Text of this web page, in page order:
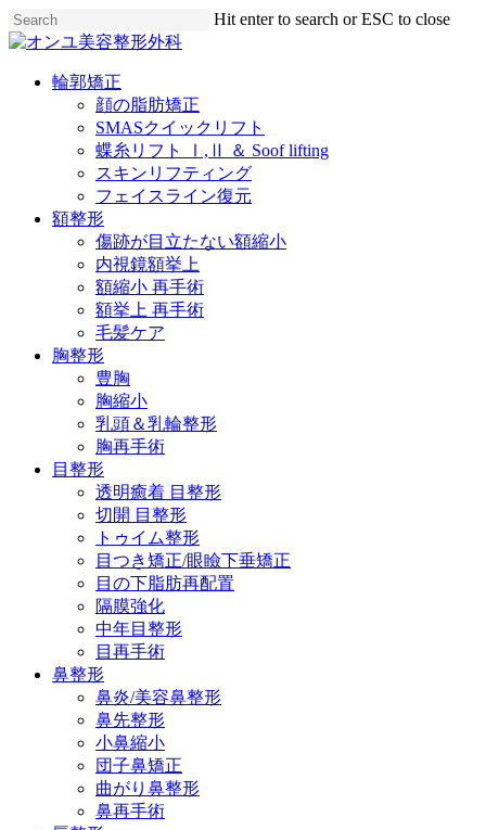
Skip
to
main
content
Hit enter to search or ESC to close
Close
Menu
輪郭矯正
顔の脂肪矯正
SMASクイックリフト
蝶糸リフト Ⅰ,Ⅱ ＆ Soof lifting
スキンリフティング
フェイスライン復元
額整形
傷跡が目立たない額縮小
内視鏡額挙上
額縮小 再手術
額挙上 再手術
毛髪ケア
胸整形
豊胸
胸縮小
乳頭＆乳輪整形
胸再手術
目整形
透明癒着 目整形
切開 目整形
トゥイム整形
目つき矯正/眼瞼下垂矯正
目の下脂肪再配置
隔膜強化
中年目整形
目再手術
鼻整形
鼻炎/美容鼻整形
鼻先整形
小鼻縮小
団子鼻矯正
曲がり鼻整形
鼻再手術